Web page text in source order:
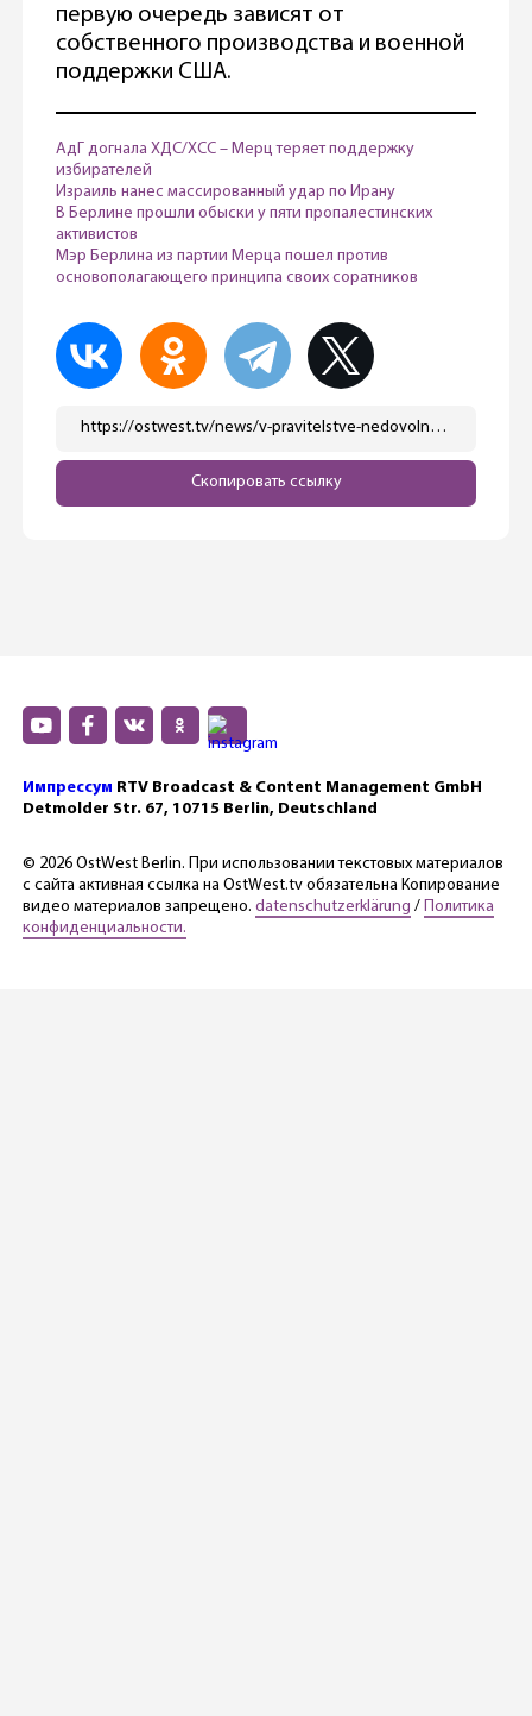
первую очередь зависят от
собственного производства и военной
поддержки США.
АдГ догнала ХДС/ХСС – Мерц теряет поддержку
избирателей
Израиль нанес массированный удар по Ирану
В Берлине прошли обыски у пяти пропалестинских
активистов
Мэр Берлина из партии Мерца пошел против
основополагающего принципа своих соратников
https://ostwest.tv/news/v-pravitelstve-nedovolny-resheniem-merca-priostanovit-postavki-oruzhiya-v-izrail/
Скопировать ссылку
Импрессум RTV Broadcast & Content Management GmbH
Detmolder Str. 67, 10715 Berlin, Deutschland
© 2026 OstWest Berlin. При использовании текстовых материалов
с сайта активная ссылка на OstWest.tv обязательна Копирование
видео материалов запрещено. datenschutzerklärung / Политика
конфиденциальности.